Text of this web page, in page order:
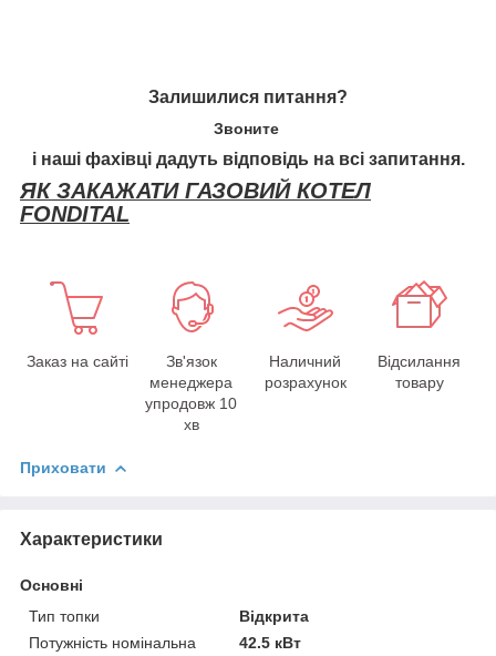
Залишилися питання?
Звоните
і наші фахівці дадуть відповідь на всі запитання.
ЯК ЗАКАЖАТИ ГАЗОВИЙ КОТЕЛ
FONDITAL
Заказ на сайті
Зв'язок
менеджера
упродовж 10
хв
Наличний
розрахунок
Відсилання
товару
Приховати
Характеристики
Основні
Тип топки
Відкрита
Потужність номінальна
42.5 кВт